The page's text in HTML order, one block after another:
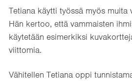
Tetiana käytti työssä myös muita
Hän kertoo, että vammaisten
käytetään esimerkiksi
viittomia.
Vähitellen Tetiana oppi